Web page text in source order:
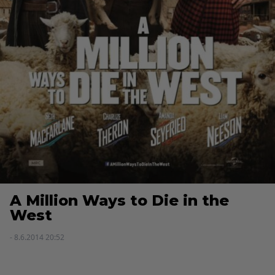
A Million Ways to Die in the
West
- 8.6.2014 20:52